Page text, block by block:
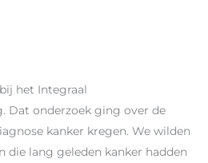
het Integraal
Dat onderzoek ging over de
kanker kregen. We wilden
die lang geleden kanker hadden